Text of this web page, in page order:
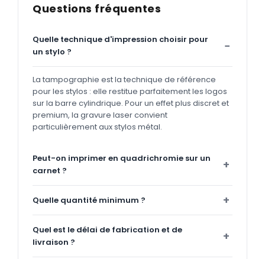
Questions fréquentes
Quelle technique d'impression choisir pour
un stylo ?
La tampographie est la technique de référence
pour les stylos : elle restitue parfaitement les logos
sur la barre cylindrique. Pour un effet plus discret et
premium, la gravure laser convient
particulièrement aux stylos métal.
Peut-on imprimer en quadrichromie sur un
carnet ?
Quelle quantité minimum ?
Quel est le délai de fabrication et de
livraison ?